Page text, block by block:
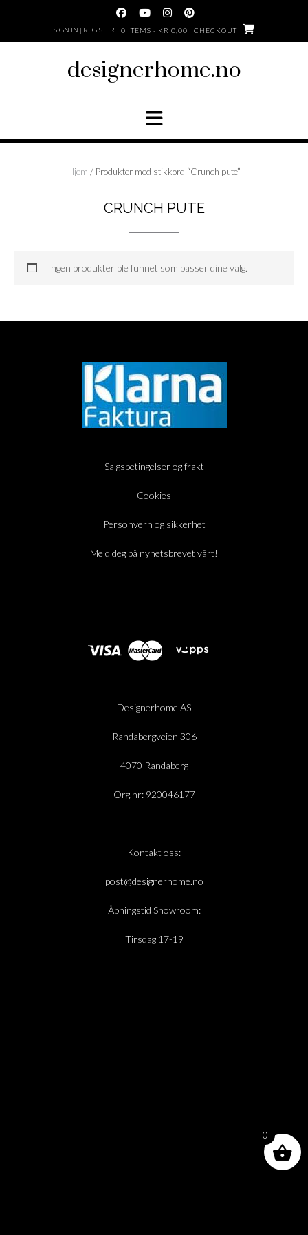
SIGN IN | REGISTER 0 ITEMS - KR 0,00 CHECKOUT
designerhome.no
Hjem / Produkter med stikkord “Crunch pute”
CRUNCH PUTE
Ingen produkter ble funnet som passer dine valg.
Salgsbetingelser og frakt
Cookies
Personvern og sikkerhet
Meld deg på nyhetsbrevet vårt!
Designerhome AS
Randabergveien 306
4070 Randaberg
Org.nr: 920046177
Kontakt oss:
post@designerhome.no
Åpningstid Showroom:
Tirsdag 17-19
0